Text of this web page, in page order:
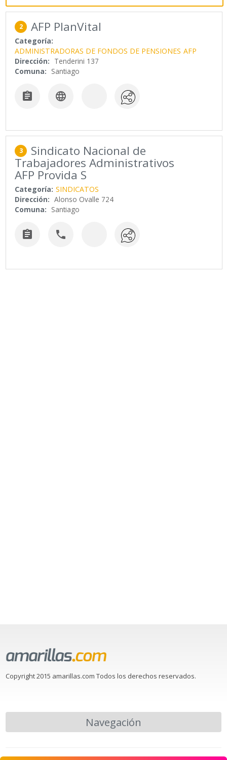
2 AFP PlanVital
Categoría:
ADMINISTRADORAS DE FONDOS DE PENSIONES AFP
Dirección: Tenderini 137
Comuna: Santiago
 
3 Sindicato Nacional de
Trabajadores Administrativos
AFP Provida S
Categoría: SINDICATOS
Dirección: Alonso Ovalle 724
Comuna: Santiago
 
Copyright 2015 amarillas.com Todos los derechos reservados.
Navegación